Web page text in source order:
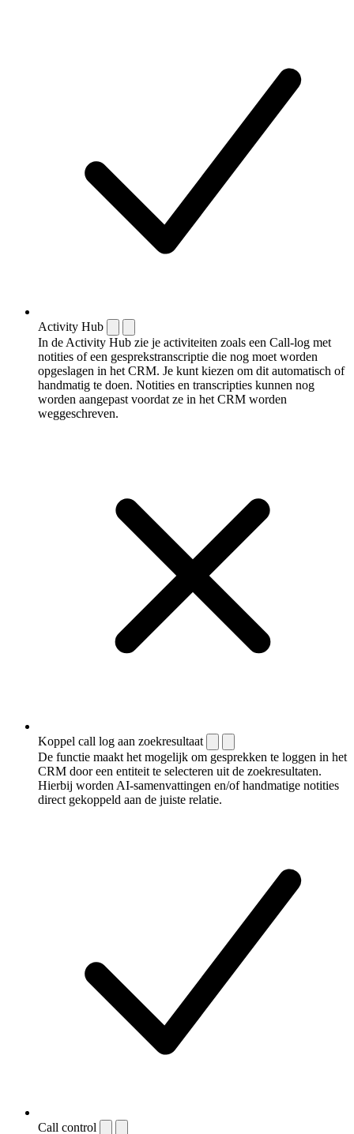
Activity Hub
In de Activity Hub zie je activiteiten zoals een Call-log met
notities of een gespreks­transcriptie die nog moet worden
opgeslagen in het CRM. Je kunt kiezen om dit automatisch of
handmatig te doen. Notities en transcripties kunnen nog
worden aangepast voordat ze in het CRM worden
weggeschreven.
Koppel call log aan zoekresultaat
De functie maakt het mogelijk om gesprekken te loggen in het
CRM door een entiteit te selecteren uit de zoekresultaten.
Hierbij worden AI-samenvattingen en/of handmatige notities
direct gekoppeld aan de juiste relatie.
Call control